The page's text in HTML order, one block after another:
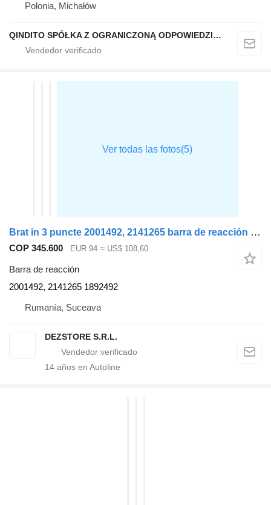
Polonia, Michałów
QINDITO SPÓŁKA Z OGRANICZONĄ ODPOWIEDZIALNOŚCIĄ
Brat in 3 puncte 2001492, 2141265 barra de reacción para DAF XF105 cabeza tractora
COP 345.600 EUR 94 ≈ US$ 108,60
Barra de reacción
2001492, 2141265 1892492
Rumanía, Suceava
DEZSTORE S.R.L.
14 años en Autoline